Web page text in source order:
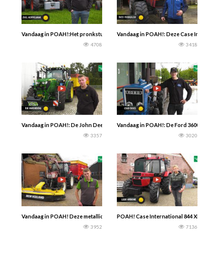
Vandaag in POAH!:Het pronkstuk: de Eicher 3105. Alsof het een museum is,
4708
Vandaag in POAH!: Deze Case
3418
Vandaag in POAH!: De John Deere 6155R van Rik Harenberg uit Baak
3357
Vandaag in POAH!: De Ford 3600
3020
Vandaag in POAH! Deze metallic-bruine New Holland T6020 Elite … Past
3952
POAH! Case International 844 XL is
7136